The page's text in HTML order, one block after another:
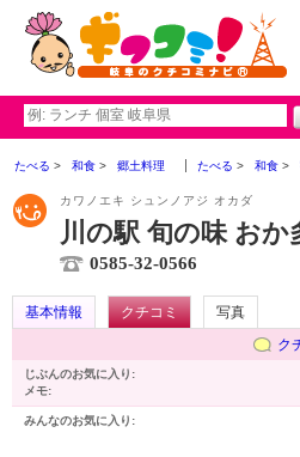
たべる 和食 郷土料理 たべる 和食
カワノエキ シュンノアジ オカダ
川の駅 旬の味 おか
0585-32-0566
基本情報 クチコミ
写真
ク
じぶんのお気に入り:
メモ:
みんなのお気に入り: